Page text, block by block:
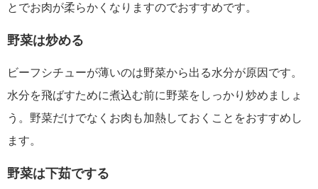
とでお肉が柔らかくなりますのでおすすめです。
野菜は炒める
ビーフシチューが薄いのは野菜から出る水分が原因です。
水分を飛ばすために煮込む前に野菜をしっかり炒めましょ
う。野菜だけでなくお肉も加熱しておくことをおすすめし
ます。
野菜は下茹でする